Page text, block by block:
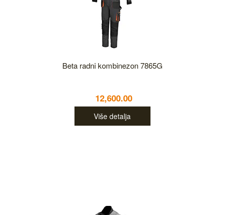
Beta radni kombinezon 7865G
12,600.00
Više detalja